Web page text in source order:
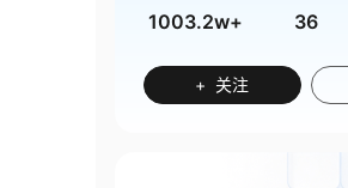
1003.2w+ 36
+ 关注